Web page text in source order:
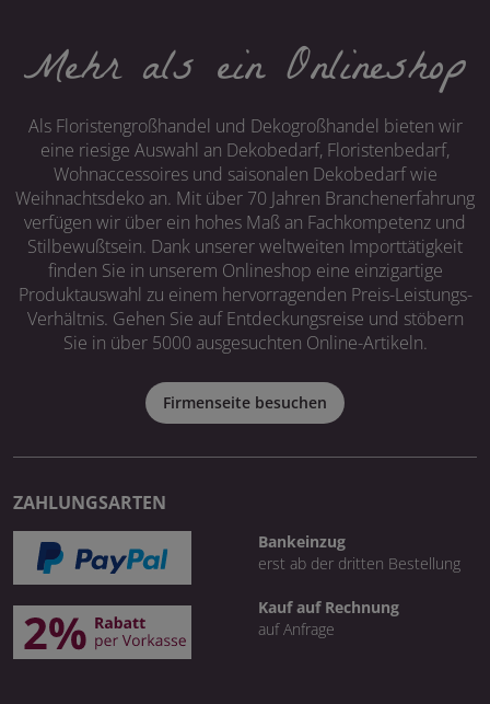
Mehr als ein Onlineshop
Als Floristengroßhandel und Dekogroßhandel bieten wir
eine riesige Auswahl an Dekobedarf, Floristenbedarf,
Wohnaccessoires und saisonalen Dekobedarf wie
Weihnachtsdeko an. Mit über 70 Jahren Branchenerfahrung
verfügen wir über ein hohes Maß an Fachkompetenz und
Stilbewußtsein. Dank unserer weltweiten Importtätigkeit
finden Sie in unserem Onlineshop eine einzigartige
Produktauswahl zu einem hervorragenden Preis-Leistungs-
Verhältnis. Gehen Sie auf Entdeckungsreise und stöbern
Sie in über 5000 ausgesuchten Online-Artikeln.
Firmenseite besuchen
ZAHLUNGSARTEN
Bankeinzug
erst ab der dritten Bestellung
Kauf auf Rechnung
auf Anfrage